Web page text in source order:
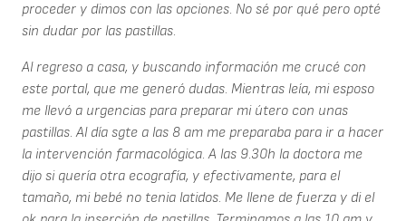
proceder y dimos con las opciones. No sé por qué pero opté
sin dudar por las pastillas.
Al regreso a casa, y buscando información me crucé con
este portal, que me generó dudas. Mientras leía, mi esposo
me llevó a urgencias para preparar mi útero con unas
pastillas. Al día sgte a las 8 am me preparaba para ir a hacer
la intervención farmacológica. A las 9.30h la doctora me
dijo si quería otra ecografía, y efectivamente, para el
tamaño, mi bebé no tenia latidos. Me llene de fuerza y di el